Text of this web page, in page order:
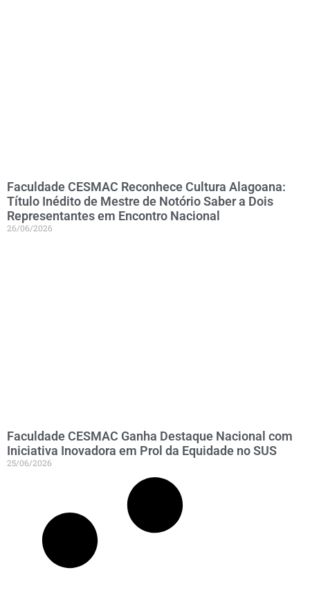
Faculdade CESMAC Reconhece Cultura Alagoana:
Título Inédito de Mestre de Notório Saber a Dois
Representantes em Encontro Nacional
26/06/2026
Faculdade CESMAC Ganha Destaque Nacional com
Iniciativa Inovadora em Prol da Equidade no SUS
25/06/2026